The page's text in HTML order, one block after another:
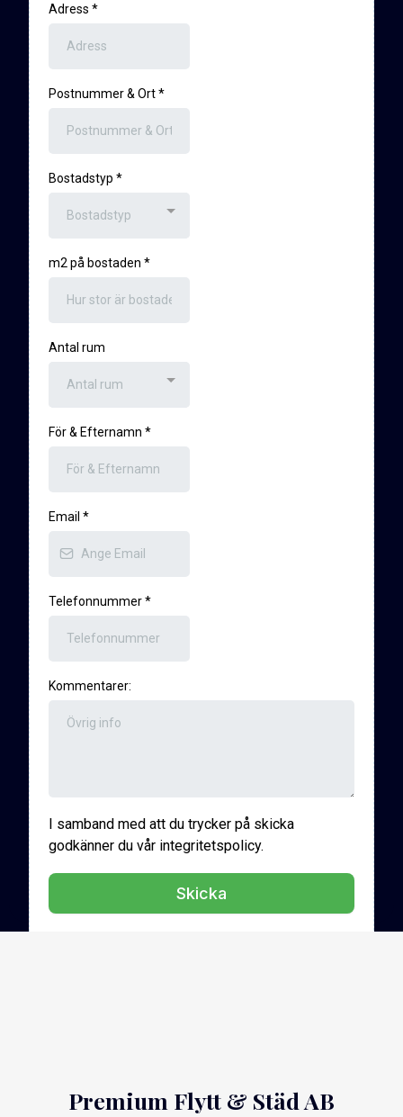
Adress *
Postnummer & Ort*
Bostadstyp *
Bostadstyp
m2 på bostaden *
Antal rum
Antal rum
För & Efternamn *
Email *
Telefonnummer*
Kommentarer:
I samband med att du trycker på skicka
godkänner du vår integritetspolicy.
Skicka
Premium Flytt & Städ AB